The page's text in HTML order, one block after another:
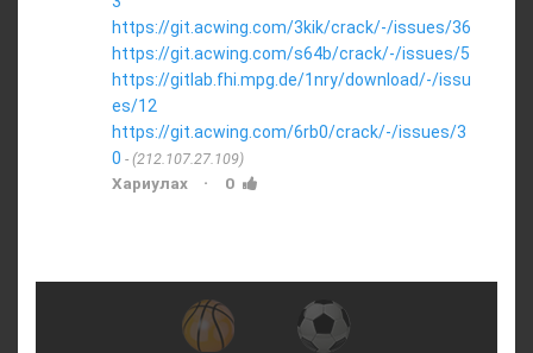
https://git.acwing.com/3kik/crack/-/issues/36
https://git.acwing.com/s64b/crack/-/issues/5
https://gitlab.fhi.mpg.de/1nry/download/-/issu
es/12
https://git.acwing.com/6rb0/crack/-/issues/3
0
(212.107.27.109)
Хариулах · 0